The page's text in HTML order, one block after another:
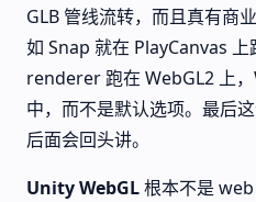
GLB 管线流转，而且真有商
如 Snap 就在 PlayCanvas
renderer 跑在 WebGL2 上
中，而不是默认选项。最后
后面会回头讲。
Unity WebGL根本不是 web